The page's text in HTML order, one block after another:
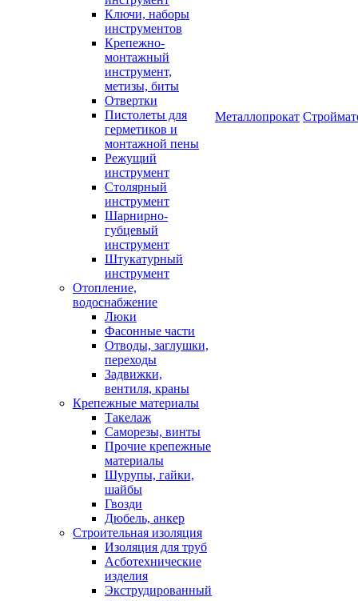
Ключи, наборы
инструментов
Крепежно-
монтажный
инструмент,
метизы, биты
Отвертки
Пистолеты для
герметиков и
монтажной пены
Режущий
инструмент
Столярный
инструмент
Шарнирно-
губцевый
инструмент
Штукатурный
инструмент
Отопление,
водоснабжение
Люки
Фасонные части
Отводы, заглушки,
переходы
Задвижки,
вентиля, краны
Крепежные материалы
Такелаж
Саморезы, винты
Прочие крепежные
материалы
Шурупы, гайки,
шайбы
Гвозди
Дюбель, анкер
Строительная изоляция
Изоляция для труб
Асботехнические
изделия
Экструдированный
Металлопрокат